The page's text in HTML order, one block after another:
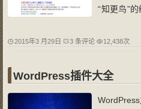
“知更鸟”
面简单说
aidu.com/
过
2015年3 月29日 3 条评论 12,438次
WordPress插件大全